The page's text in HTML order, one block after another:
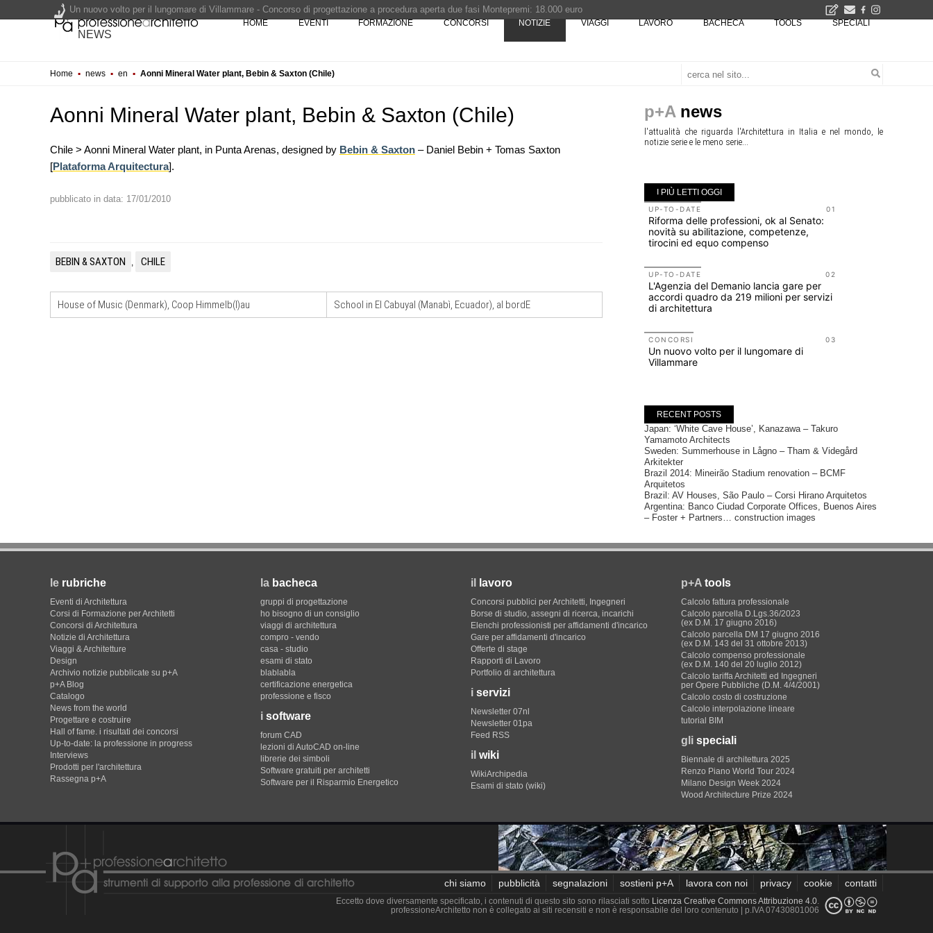
NEWS
HOME EVENTI FORMAZIONE CONCORSI NOTIZIE VIAGGI LAVORO BACHECA TOOLS SPECIALI
Home ▪ news ▪ en ▪ Aonni Mineral Water plant, Bebin & Saxton (Chile)
Aonni Mineral Water plant, Bebin & Saxton (Chile)
Chile > Aonni Mineral Water plant, in Punta Arenas, designed by Bebin & Saxton – Daniel Bebin + Tomas Saxton
[Plataforma Arquitectura].
pubblicato in data: 17/01/2010
BEBIN & SAXTON , CHILE
School in El Cabuyal (Manabì, Ecuador), al bordE
House of Music (Denmark), Coop Himmelb(l)au
p+A news
l'attualità che riguarda l'Architettura in Italia e nel mondo, le
notizie serie e le meno serie...
I PIÙ LETTI OGGI
01
UP-TO-DATE
Riforma delle professioni, ok al Senato:
novità su abilitazione, competenze,
tirocini ed equo compenso
02
UP-TO-DATE
L'Agenzia del Demanio lancia gare per
accordi quadro da 219 milioni per servizi
di architettura
03
CONCORSI
Un nuovo volto per il lungomare di
Villammare
RECENT POSTS
Japan: ‘White Cave House’, Kanazawa – Takuro
Yamamoto Architects
Sweden: Summerhouse in Lågno – Tham & Videgård
Arkitekter
Brazil 2014: Mineirão Stadium renovation – BCMF
Arquitetos
Brazil: AV Houses, São Paulo – Corsi Hirano Arquitetos
Argentina: Banco Ciudad Corporate Offices, Buenos Aires
– Foster + Partners… construction images
le rubriche
Eventi di Architettura
Corsi di Formazione per Architetti
Concorsi di Architettura
Notizie di Architettura
Viaggi & Architetture
Design
Archivio notizie pubblicate su p+A
p+A Blog
Catalogo
News from the world
Progettare e costruire
Hall of fame. i risultati dei concorsi
Up-to-date: la professione in progress
Interviews
Prodotti per l'architettura
Rassegna p+A
la bacheca
gruppi di progettazione
ho bisogno di un consiglio
viaggi di architettura
compro - vendo
casa - studio
esami di stato
blablabla
certificazione energetica
professione e fisco
i software
forum CAD
lezioni di AutoCAD on-line
librerie dei simboli
Software gratuiti per architetti
Software per il Risparmio Energetico
il lavoro
Concorsi pubblici per Architetti, Ingegneri
Borse di studio, assegni di ricerca, incarichi
Elenchi professionisti per affidamenti d'incarico
Gare per affidamenti d'incarico
Offerte di stage
Rapporti di Lavoro
Portfolio di architettura
i servizi
Newsletter 07nl
Newsletter 01pa
Feed RSS
il wiki
WikiArchipedia
Esami di stato (wiki)
p+A tools
Calcolo fattura professionale
Calcolo parcella D.Lgs.36/2023
(ex D.M. 17 giugno 2016)
Calcolo parcella DM 17 giugno 2016
(ex D.M. 143 del 31 ottobre 2013)
Calcolo compenso professionale
(ex D.M. 140 del 20 luglio 2012)
Calcolo tariffa Architetti ed Ingegneri
per Opere Pubbliche (D.M. 4/4/2001)
Calcolo costo di costruzione
Calcolo interpolazione lineare
tutorial BIM
gli speciali
Biennale di architettura 2025
Renzo Piano World Tour 2024
Milano Design Week 2024
Wood Architecture Prize 2024
chi siamo pubblicità segnalazioni sostieni p+A lavora con noi privacy cookie contatti
Eccetto dove diversamente specificato, i contenuti di questo sito sono rilasciati sotto Licenza Creative Commons Attribuzione 4.0.
professioneArchitetto non è collegato ai siti recensiti e non è responsabile del loro contenuto
| p.IVA 07430801006
Un nuovo volto per il lungomare di Villammare - Concorso di progettazione a procedura aperta due fasi Montepremi: 18.000 euro